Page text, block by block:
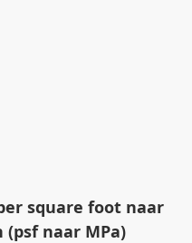
square foot naar
naar MPa)